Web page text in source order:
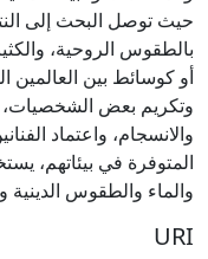
حيث توصل البحث إلى
بالطقوس الروحية،
أو كوسائط بين العالمين
وتكريم بعض الشخصيات،
والانسجام، واعتماد
المتوفرة في بيئاتهم،
والماء والطقوس الدينية
URI